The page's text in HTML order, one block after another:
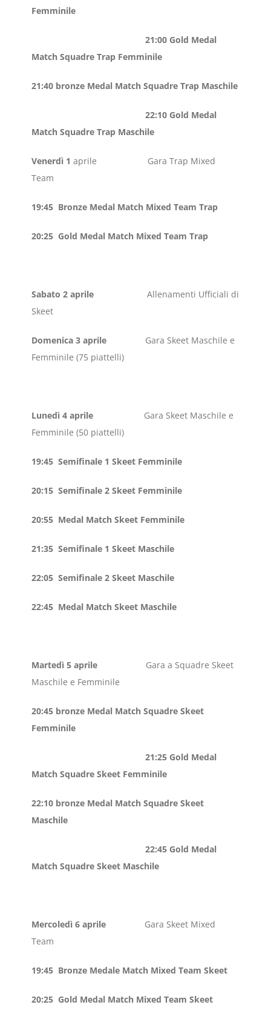
Femminile
21:00 Gold Medal
Match Squadre Trap Femminile
21:40 bronze Medal Match Squadre Trap Maschile
22:10 Gold Medal
Match Squadre Trap Maschile
Venerdì 1aprile Gara Trap Mixed
Team
19:45 Bronze Medal Match Mixed Team Trap
20:25 Gold Medal Match Mixed Team Trap
Sabato 2 aprile Allenamenti Ufficiali di
Skeet
Domenica 3 aprile Gara Skeet Maschile e
Femminile (75 piattelli)
Lunedì 4 aprile Gara Skeet Maschile e
Femminile (50 piattelli)
19:45 Semifinale 1 Skeet Femminile
20:15 Semifinale 2 Skeet Femminile
20:55 Medal Match Skeet Femminile
21:35 Semifinale 1 Skeet Maschile
22:05 Semifinale 2 Skeet Maschile
22:45 Medal Match Skeet Maschile
Martedì 5 aprile Gara a Squadre Skeet
Maschile e Femminile
20:45 bronze Medal Match Squadre Skeet
Femminile
21:25 Gold Medal
Match Squadre Skeet Femminile
22:10 bronze Medal Match Squadre Skeet
Maschile
22:45 Gold Medal
Match Squadre Skeet Maschile
Mercoledì 6 aprile Gara Skeet Mixed
Team
19:45 Bronze Medale Match Mixed Team Skeet
20:25 Gold Medal Match Mixed Team Skeet